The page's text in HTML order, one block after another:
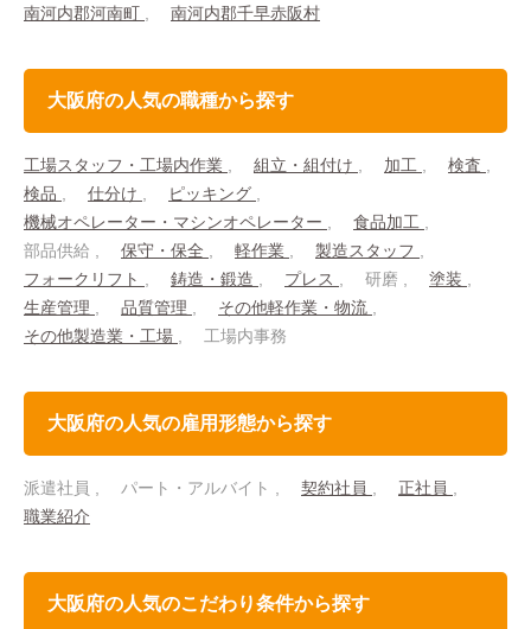
南河内郡河南町
南河内郡千早赤阪村
大阪府の人気の職種から探す
工場スタッフ・工場内作業 組立・組付け 加工
検査
検品
仕分け
ピッキング
機械オペレーター・マシンオペレーター
食品加工
部品供給
保守・保全 軽作業
製造スタッフ
フォークリフト
鋳造・鍛造 プレス 研磨
塗装
生産管理
品質管理
その他軽作業・物流
その他製造業・工場
工場内事務
大阪府の人気の雇用形態から探す
派遣社員 パート・アルバイト 契約社員
正社員
職業紹介
大阪府の人気のこだわり条件から探す